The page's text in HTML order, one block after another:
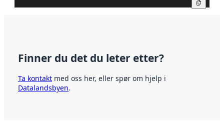
Finner du det du leter etter?
Ta kontakt med oss her, eller spør om hjelp i
Datalandsbyen.